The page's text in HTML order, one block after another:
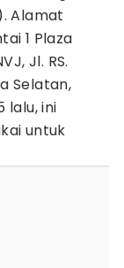
Alamat
1 Plaza
Jl. RS.
Selatan,
lalu, ini
untuk